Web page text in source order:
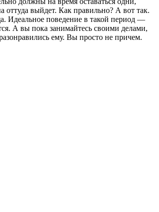
выйдет. Как правильно? А вот так.
Идеальное поведение в такой период —
А вы пока занимайтесь своими делами,
ему. Вы просто не причем.